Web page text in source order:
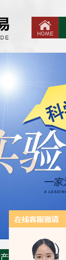
产品资料